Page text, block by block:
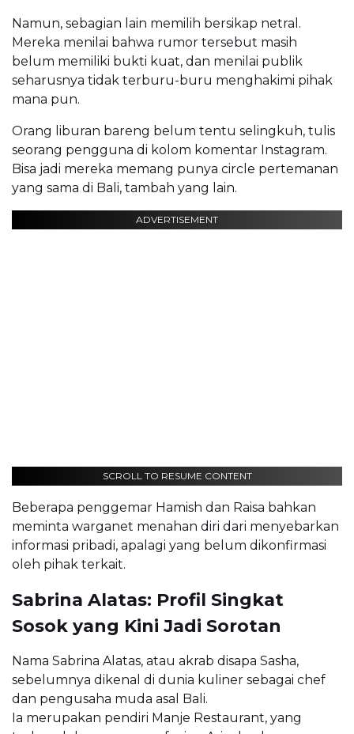
Namun, sebagian lain memilih bersikap netral.
Mereka menilai bahwa rumor tersebut masih
belum memiliki bukti kuat, dan menilai publik
seharusnya tidak terburu-buru menghakimi pihak
mana pun.
Orang liburan bareng belum tentu selingkuh, tulis
seorang pengguna di kolom komentar Instagram.
Bisa jadi mereka memang punya circle pertemanan
yang sama di Bali, tambah yang lain.
ADVERTISEMENT
SCROLL TO RESUME CONTENT
Beberapa penggemar Hamish dan Raisa bahkan
meminta warganet menahan diri dari menyebarkan
informasi pribadi, apalagi yang belum dikonfirmasi
oleh pihak terkait.
Sabrina Alatas: Profil Singkat
Sosok yang Kini Jadi Sorotan
Nama Sabrina Alatas, atau akrab disapa Sasha,
sebelumnya dikenal di dunia kuliner sebagai chef
dan pengusaha muda asal Bali.
Ia merupakan pendiri Manje Restaurant, yang